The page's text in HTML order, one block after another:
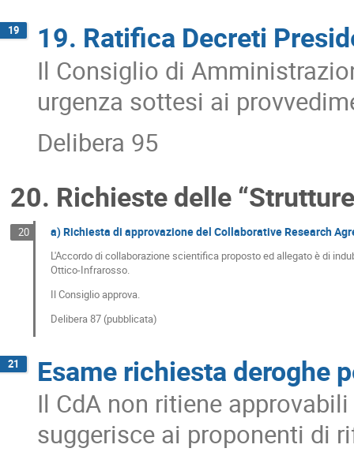
19 19. Ratifica Decreti
Il Consiglio di
urgenza sottesi ai
Delibera 95
20. Richieste delle
20 a) Richiesta di approvazione del Collaborative Research
L'Accordo di collaborazione scientifica proposto ed allegato è di
Ottico-Infrarosso.
Il Consiglio approva.
Delibera 87 (pubblicata)
21 Esame richiesta deroghe
Il CdA non ritiene
suggerisce ai proponenti di